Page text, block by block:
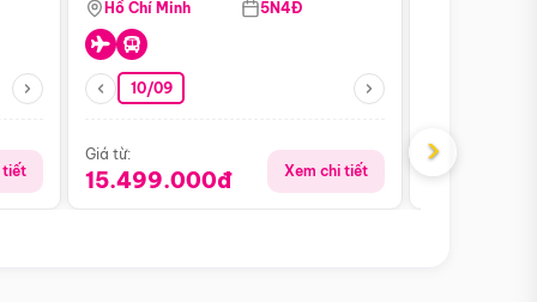
tiết
Hồ Chí Minh 5N4Đ
10/09
Giá từ:
15.499.000đ Xem chi tiết
Giá từ:
›